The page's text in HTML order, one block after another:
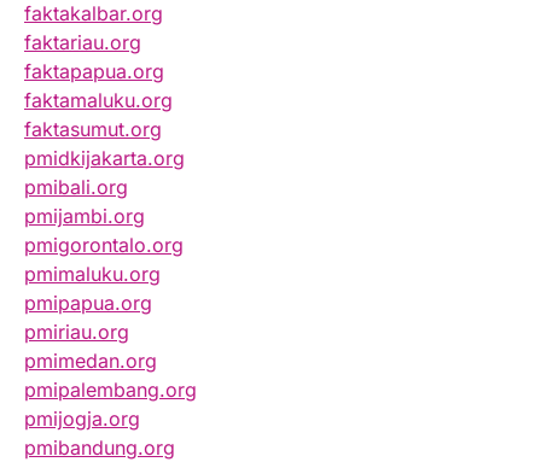
faktakalbar.org
faktariau.org
faktapapua.org
faktamaluku.org
faktasumut.org
pmidkijakarta.org
pmibali.org
pmijambi.org
pmigorontalo.org
pmimaluku.org
pmipapua.org
pmiriau.org
pmimedan.org
pmipalembang.org
pmijogja.org
pmibandung.org